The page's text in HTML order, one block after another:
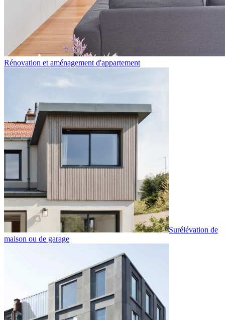
Rénovation et aménagement d'appartement
Surélévation de
maison ou de garage